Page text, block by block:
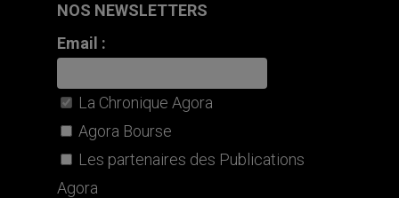
NOS NEWSLETTERS
Email :
La Chronique Agora
Agora Bourse
Les partenaires des Publications
Agora